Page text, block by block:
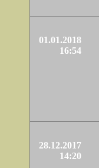
01.01.2018
16:54
28.12.2017
14:20